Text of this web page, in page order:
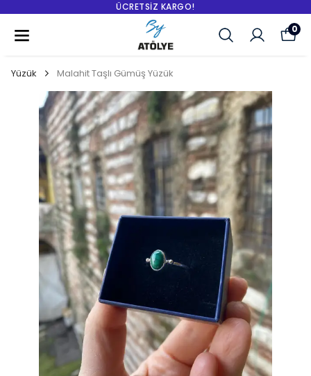
ÜCRETSIZ KARGO!
0
Yüzük Malahit Taşlı Gümüş Yüzük